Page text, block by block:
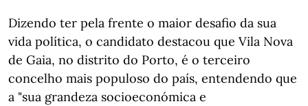
Dizendo ter pela frente o maior desafio da sua
vida política, o candidato destacou que Vila Nova
de Gaia, no distrito do Porto, é o terceiro
concelho mais populoso do país, entendendo que
a "sua grandeza socioeconómica e